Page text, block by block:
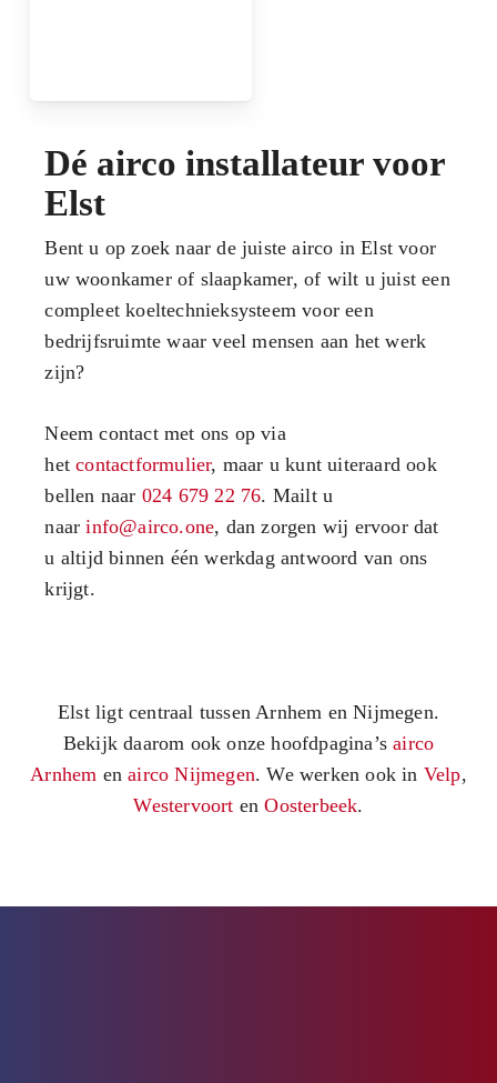
Dé airco installateur voor
Elst
Bent u op zoek naar de juiste airco in Elst voor
uw woonkamer of slaapkamer, of wilt u juist een
compleet koeltechnieksysteem voor een
bedrijfsruimte waar veel mensen aan het werk
zijn?
Neem contact met ons op via
hetcontactformulier, maar u kunt uiteraard ook
bellen naar 024 679 22 76. Mailt u
naarinfo@airco.one, dan zorgen wij ervoor dat
u altijd binnen één werkdag antwoord van ons
krijgt.
Elst ligt centraal tussen Arnhem en Nijmegen.
Bekijk daarom ook onze hoofdpagina’sairco
Arnhem enairco Nijmegen. We werken ook in Velp,
Westervoort enOosterbeek.